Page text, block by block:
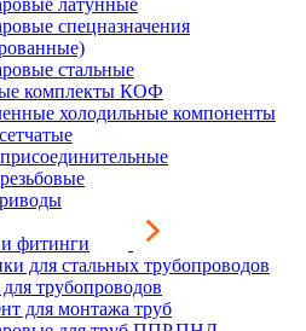
латунные
спецназначения
стальные
комплекты КОФ
холодильные компоненты
фитинги
для стальных трубопроводов
трубопроводов
для монтажа труб